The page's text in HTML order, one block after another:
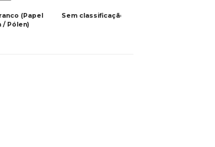
(Papel
/ Pólen)
Sem classificação